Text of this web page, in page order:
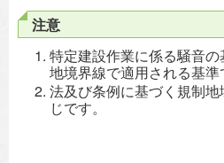
注意
特定建設作業に係る騒音
地境界線で適用される基準
法及び条例に基づく規制
じです。